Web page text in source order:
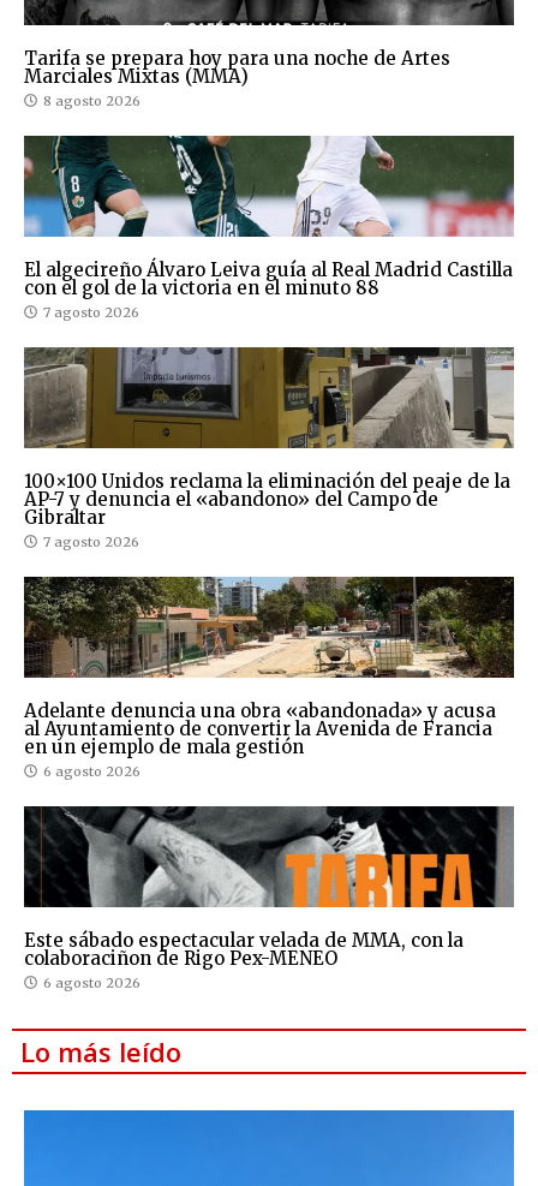
Tarifa se prepara hoy para una noche de Artes
Marciales Mixtas (MMA)
8 agosto 2026
El algecireño Álvaro Leiva guía al Real Madrid Castilla
con el gol de la victoria en el minuto 88
7 agosto 2026
100×100 Unidos reclama la eliminación del peaje de la
AP-7 y denuncia el «abandono» del Campo de
Gibraltar
7 agosto 2026
Adelante denuncia una obra «abandonada» y acusa
al Ayuntamiento de convertir la Avenida de Francia
en un ejemplo de mala gestión
6 agosto 2026
Este sábado espectacular velada de MMA, con la
colaboraciñon de Rigo Pex-MENEO
6 agosto 2026
Lo más leído